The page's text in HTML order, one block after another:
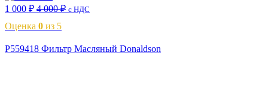
1 000 ₽ 4 000₽ с НДС
Оценка 0 из 5
P559418 Фильтр Масляный Donaldson